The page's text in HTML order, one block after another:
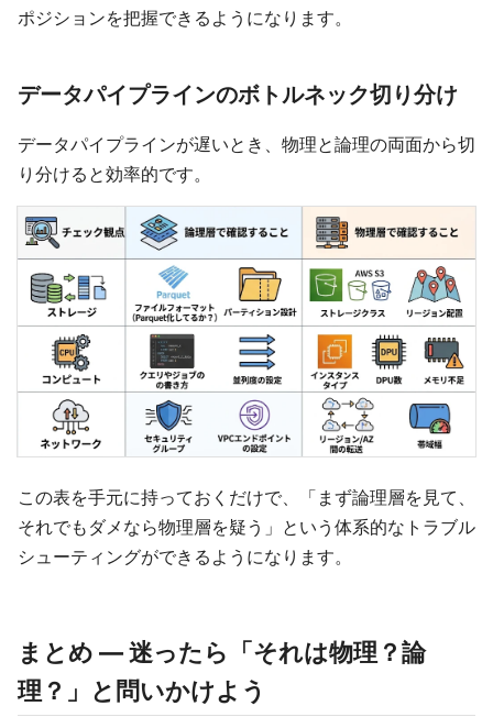
ポジションを把握できるようになります。
データパイプラインのボトルネック切り分け
データパイプラインが遅いとき、物理と論理の両面から切
り分けると効率的です。
この表を手元に持っておくだけで、「まず論理層を見て、
それでもダメなら物理層を疑う」という体系的なトラブル
シューティングができるようになります。
まとめ ― 迷ったら「それは物理？論
理？」と問いかけよう